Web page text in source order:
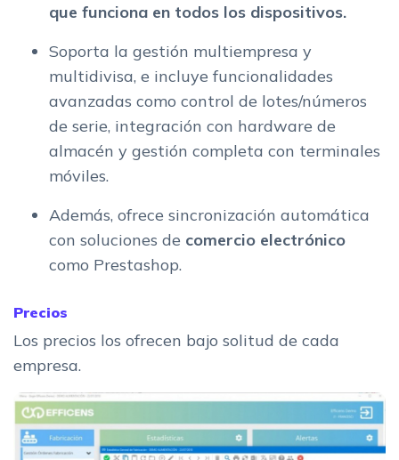
que funciona en todos los dispositivos.
Soporta la gestión multiempresa y
multidivisa, e incluye funcionalidades
avanzadas como control de lotes/números
de serie, integración con hardware de
almacén y gestión completa con terminales
móviles.
Además, ofrece sincronización automática
con soluciones de comercio electrónico
como Prestashop.
Precios
Los precios los ofrecen bajo solitud de cada
empresa.